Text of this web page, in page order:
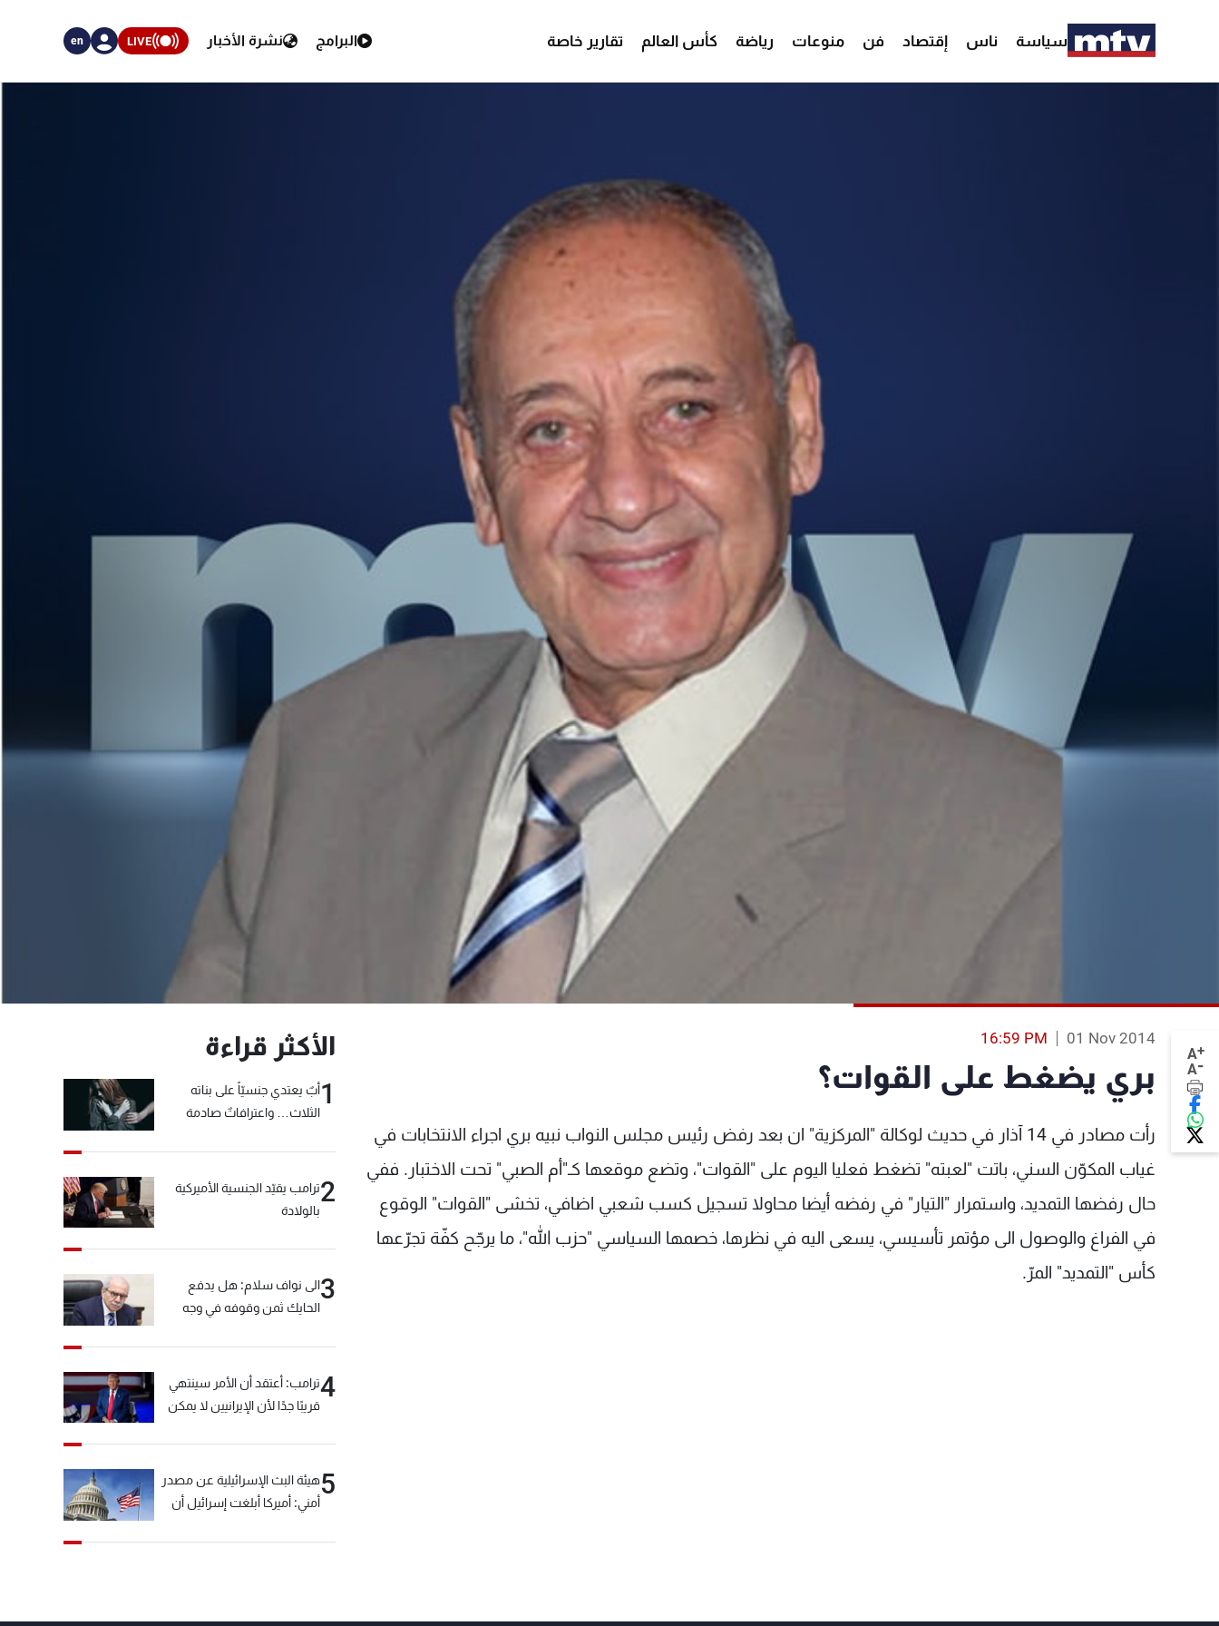
سياسة ناس إقتصاد فن منوعات رياضة كأس العالم تقارير خاصة البرامج نشرة الأخبار LIVE
en
A+
A-
01 Nov 2014
16:59 PM
بري يضغط على القوات؟
رأت مصادر في 14 آذار في حديث لوكالة "المركزية" ان بعد رفض رئيس مجلس النواب نبيه بري اجراء الانتخابات في
غياب المكوّن السني، باتت "لعبته" تضغط فعليا اليوم على "القوات"، وتضع موقعها كـ"أم الصبي" تحت الاختبار. ففي
حال رفضها التمديد، واستمرار "التيار" في رفضه أيضا محاولا تسجيل كسب شعبي اضافي، تخشى "القوات" الوقوع
في الفراغ والوصول الى مؤتمر تأسيسي، يسعى اليه في نظرها، خصمها السياسي "حزب الله"، ما يرجّح كفّة تجرّعها
كأس "التمديد" المرّ.
الأكثر قراءة
1أبٌ يعتدي جنسيّاً على بناته
الثلاث… واعترافاتٌ صادمة
2ترامب يقيّد الجنسية الأميركية
بالولادة
3الى نواف سلام: هل يدفع
الحايك ثمن وقوفه في وجه
4ترامب: أعتقد أن الأمر سينتهي
قريبًا جدًا لأن الإيرانيين لا يمكن
5هيئة البث الإسرائيلية عن مصدر
أمني: أميركا أبلغت إسرائيل أن